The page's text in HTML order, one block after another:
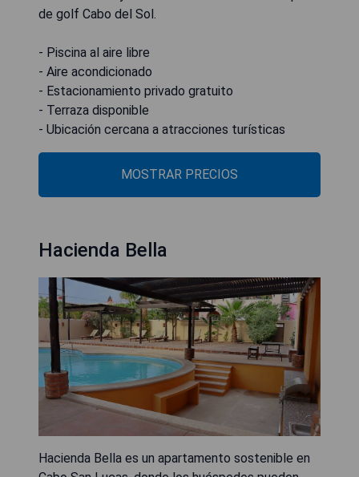
de golf Cabo del Sol.
- Piscina al aire libre
- Aire acondicionado
- Estacionamiento privado gratuito
- Terraza disponible
- Ubicación cercana a atracciones turísticas
MOSTRAR PRECIOS
Hacienda Bella
Hacienda Bella es un apartamento sostenible en